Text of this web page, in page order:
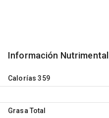
Información Nutrimental
Calorías 359
Grasa Total